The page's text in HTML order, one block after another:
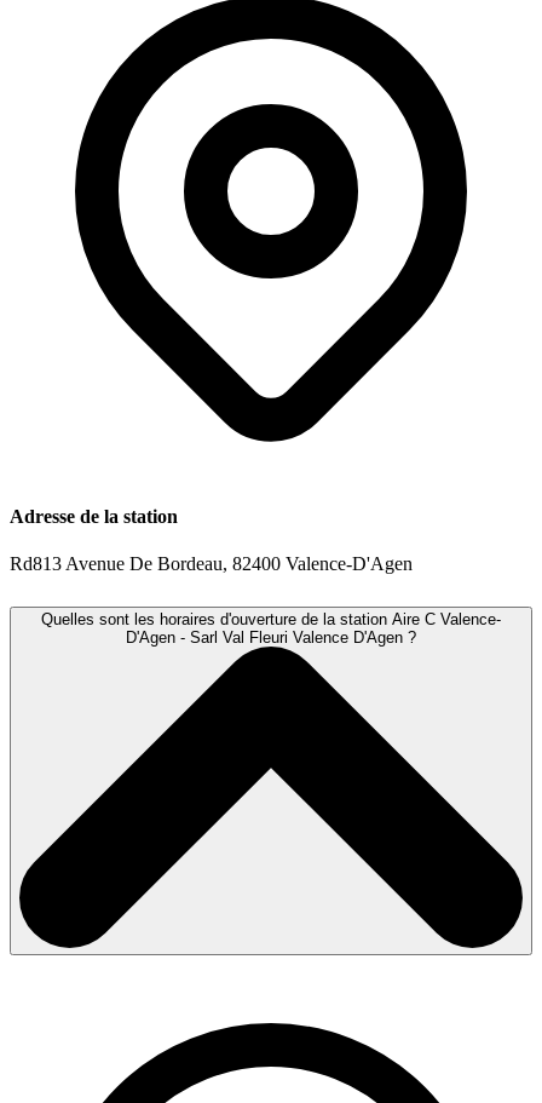
Adresse de la station
Rd813 Avenue De Bordeau, 82400 Valence-D'Agen
Quelles sont les horaires d'ouverture de la station Aire C Valence-
D'Agen - Sarl Val Fleuri Valence D'Agen ?